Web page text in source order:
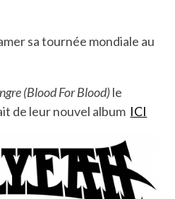
sa tournée mondiale au
(Blood For Blood)le
de leur nouvel album ICI